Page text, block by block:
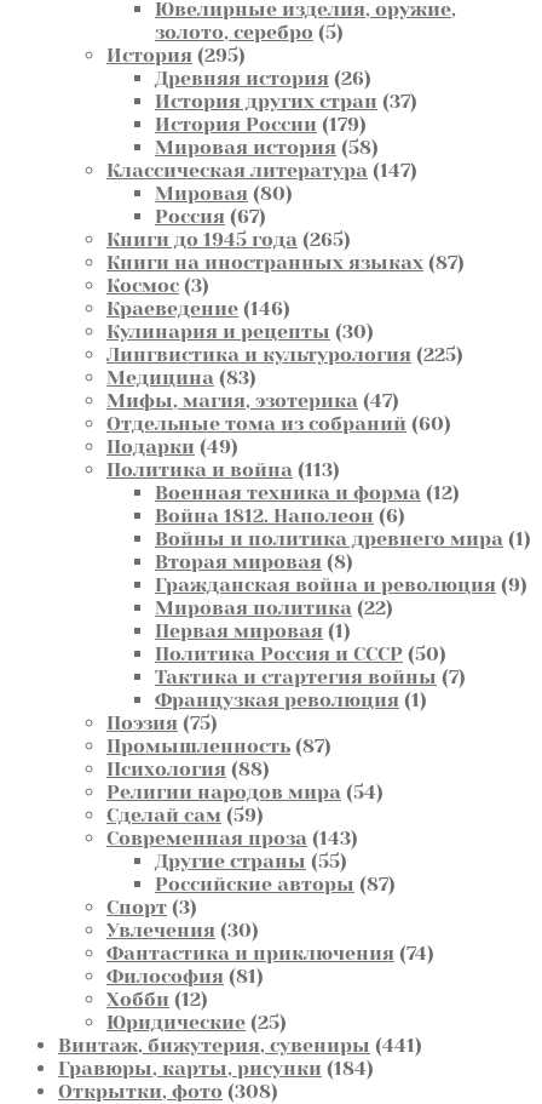
товара
Ювелирные изделия, оружие,
золото, серебро 55
История 295295
товаров
Древняя история 2626
товаров
История других стран 3737
История России 179179
товаров
Мировая история 5858
товаров
Классическая литература 147147
Мировая 8080
Россия 6767
товаров
Книги до 1945 года 265265
товаров
Книги на иностранных языках 8787
Космос 33
товара
Краеведение 146146
товаров
Кулинария и рецепты 3030
товаров
Лингвистика и культурология 225225
Медицина 8383
товара
Мифы, магия, эзотерика 4747
товаров
Отдельные тома из собраний 6060
Подарки 4949
товаров
Политика и война 113113
товаров
Военная техника и форма 1212
Война 1812. Наполеон 66
товаров
Войны и политика древнего мира 11
Вторая мировая 88
товаров
Гражданская война и революция 99
Мировая политика 2222
Первая мировая 11
товар
Политика Россия и СССР 5050
товаров
Тактика и стартегия войны 77
Французкая революция 11
Поэзия 7575
товаров
Промышленность 8787
Психология 8888
товаров
Религии народов мира 5454
Сделай сам 5959
товаров
Современная проза 143143
Другие страны 5555
товаров
Российские авторы 8787
Спорт 33
товара
Увлечения 3030
товаров
Фантастика и приключения 7474
Философия 8181
Хобби 1212
товаров
Юридические 2525
товаров
Винтаж, бижутерия, сувениры 441441
Гравюры, карты, рисунки 184184
Открытки, фото 308308